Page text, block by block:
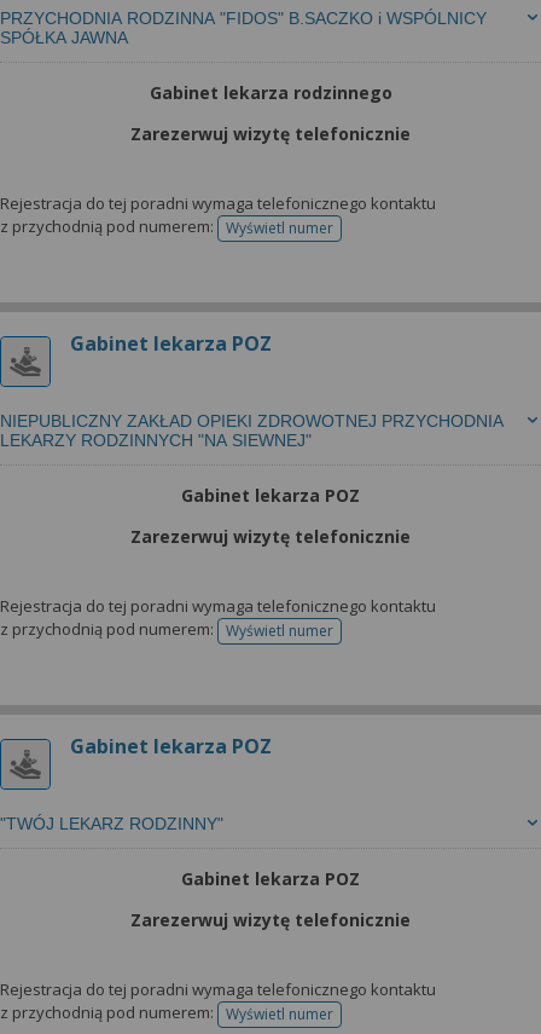
PRZYCHODNIA RODZINNA "FIDOS" B.SACZKO i WSPÓLNICY
SPÓŁKA JAWNA
Gabinet lekarza rodzinnego
Zarezerwuj wizytę telefonicznie
Rejestracja do tej poradni wymaga telefonicznego kontaktu
z przychodnią pod numerem:
Wyświetl numertelefonu do rejestracji
Gabinet lekarza POZ
NIEPUBLICZNY ZAKŁAD OPIEKI ZDROWOTNEJ PRZYCHODNIA
LEKARZY RODZINNYCH "NA SIEWNEJ"
Gabinet lekarza POZ
Zarezerwuj wizytę telefonicznie
Rejestracja do tej poradni wymaga telefonicznego kontaktu
z przychodnią pod numerem:
Wyświetl numertelefonu do rejestracji
Gabinet lekarza POZ
"TWÓJ LEKARZ RODZINNY"
Gabinet lekarza POZ
Zarezerwuj wizytę telefonicznie
Rejestracja do tej poradni wymaga telefonicznego kontaktu
z przychodnią pod numerem:
Wyświetl numertelefonu do rejestracji